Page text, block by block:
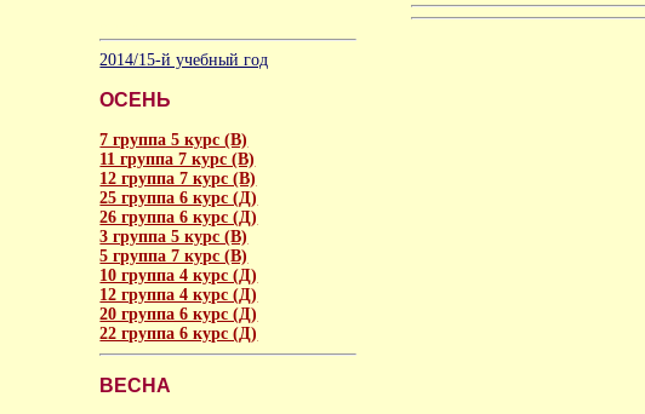
2014/15-й учебный год
ОСЕНЬ
7 группа 5 курс (В)
11 группа 7 курс (В)
12 группа 7 курс (В)
25 группа 6 курс (Д)
26 группа 6 курс (Д)
3 группа 5 курс (В)
5 группа 7 курс (В)
10 группа 4 курс (Д)
12 группа 4 курс (Д)
20 группа 6 курс (Д)
22 группа 6 курс (Д)
ВЕСНА